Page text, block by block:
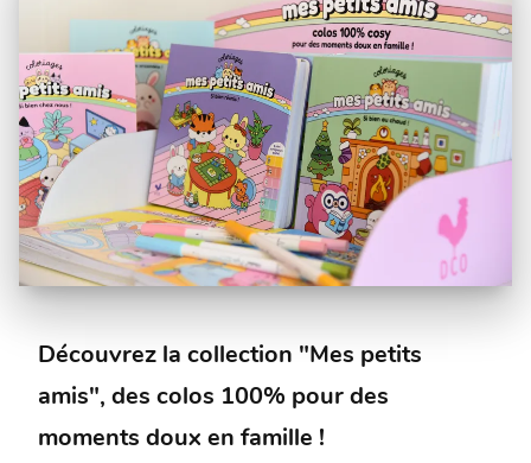
Découvrez la collection "Mes petits
amis", des colos 100% pour des
moments doux en famille !